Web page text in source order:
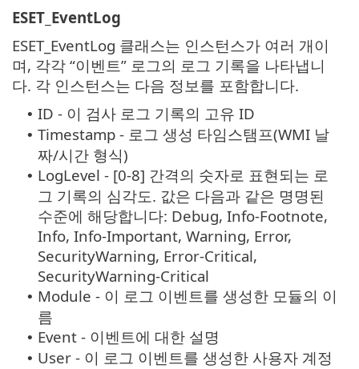
ESET_EventLog
ESET_EventLog 클래스는 인스턴스가 여러 개이
며, 각각 “이벤트” 로그의 로그 기록을 나타냅니
다. 각 인스턴스는 다음 정보를 포함합니다.
• ID - 이 검사 로그 기록의 고유 ID
• Timestamp - 로그 생성 타임스탬프(WMI 날
짜/시간 형식)
• LogLevel - [0-8] 간격의 숫자로 표현되는 로
그 기록의 심각도. 값은 다음과 같은 명명된
수준에 해당합니다: Debug, Info-Footnote,
Info, Info-Important, Warning, Error,
SecurityWarning, Error-Critical,
SecurityWarning-Critical
• Module - 이 로그 이벤트를 생성한 모듈의 이
름
• Event - 이벤트에 대한 설명
• User - 이 로그 이벤트를 생성한 사용자 계정